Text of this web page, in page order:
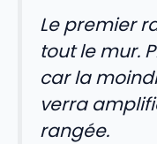
Le premier
tout le mur.
car la
verra
rangée.